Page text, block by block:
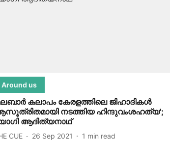
Around us
കലാപം കേരളത്തിലെ ജിഹാദികള്‍
നടത്തിയ ഹിന്ദുവംശഹത്യ';
ആദിത്യനാഥ്
CUE 26 Sep 2021 1 min read